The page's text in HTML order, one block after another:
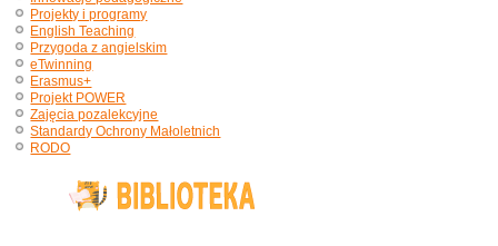
Projekty i programy
English Teaching
Przygoda z angielskim
eTwinning
Erasmus+
Projekt POWER
Zajęcia pozalekcyjne
Standardy Ochrony Małoletnich
RODO